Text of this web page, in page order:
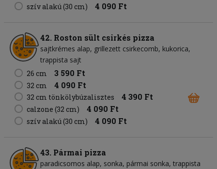
szív alakú (30 cm) 4 090 Ft
42. Roston sült csirkés pizza
sajtkrémes alap grillezett csirkecomb kukorica
trappista sajt
26 cm
3 590 Ft
32 cm 4 090 Ft
32 cm tönkölybúzalisztes 4 390 Ft
calzone (32 cm) 4 090 Ft
szív alakú (30 cm) 4 090 Ft
43. Pármai pizza
paradicsomos alap sonka pármai sonka trappista